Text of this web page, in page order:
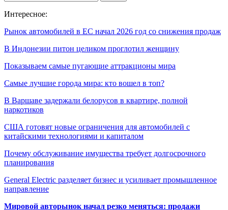
Интересное:
Рынок автомобилей в ЕС начал 2026 год со снижения продаж
В Индонезии питон целиком проглотил женщину
Показываем самые пугающие аттракционы мира
Самые лучшие города мира: кто вошел в топ?
В Варшаве задержали белорусов в квартире, полной
наркотиков
США готовят новые ограничения для автомобилей с
китайскими технологиями и капиталом
Почему обслуживание имущества требует долгосрочного
планирования
General Electric разделяет бизнес и усиливает промышленное
направление
Мировой авторынок начал резко меняться: продажи